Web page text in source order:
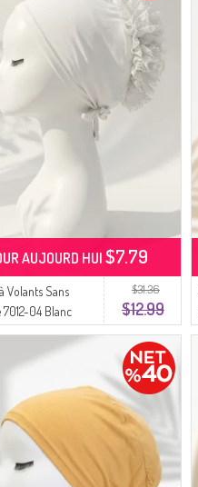
$31.36
$12.99
Volants Sans
04 Blanc
AUJOURD HUI$7.79